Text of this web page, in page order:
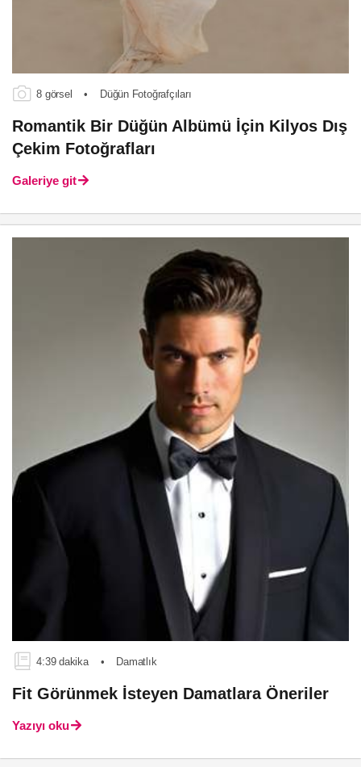
8 görsel • Düğün Fotoğrafçıları
Romantik Bir Düğün Albümü İçin Kilyos Dış
Çekim Fotoğrafları
Galeriye git
4:39 dakika • Damatlık
Fit Görünmek İsteyen Damatlara Öneriler
Yazıyı oku